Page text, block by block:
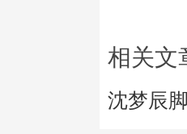
相关文
沈梦辰